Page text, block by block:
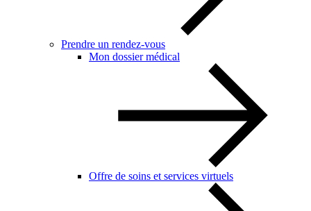
Prendre un rendez-vous
Mon dossier médical
Offre de soins et services virtuels